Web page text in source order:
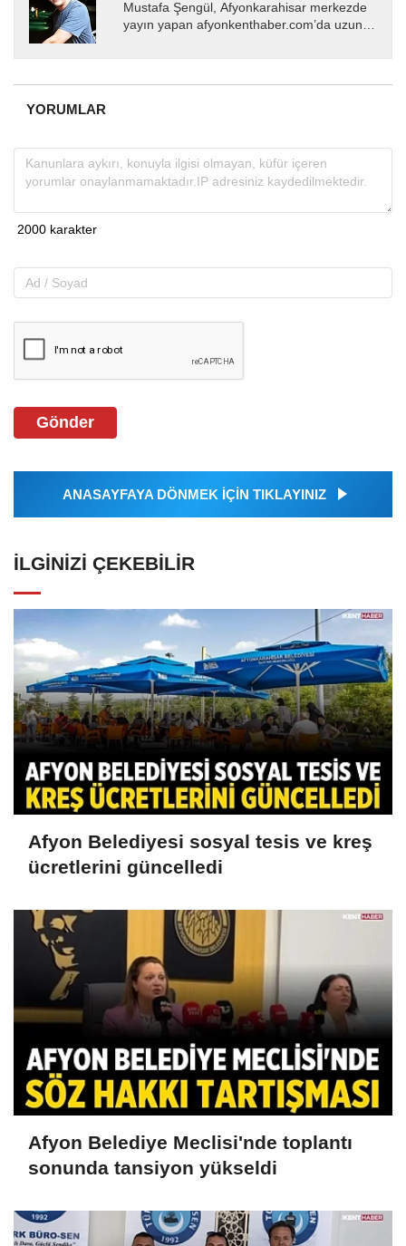
Mustafa Şengül, Afyonkarahisar merkezde
yayın yapan afyonkenthaber.com’da uzun
almakta, haber akışı...
YORUMLAR
Gönder
ANASAYFAYA DÖNMEK İÇİN TIKLAYINIZ
İLGINIZI ÇEKEBILIR
Afyon Belediyesi sosyal tesis ve kreş
ücretlerini güncelledi
Afyon Belediye Meclisi'nde toplantı
sonunda tansiyon yükseldi